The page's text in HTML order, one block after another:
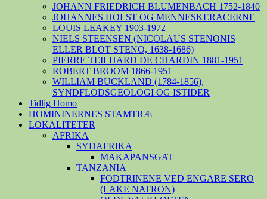
JOHANN FRIEDRICH BLUMENBACH 1752-1840
JOHANNES HOLST OG MENNESKERACERNE
LOUIS LEAKEY 1903-1972
NIELS STEENSEN (NICOLAUS STENONIS
ELLER BLOT STENO, 1638-1686)
PIERRE TEILHARD DE CHARDIN 1881-1951
ROBERT BROOM 1866-1951
WILLIAM BUCKLAND (1784-1856),
SYNDFLODSGEOLOGI OG ISTIDER
Tidlig Homo
HOMININERNES STAMTRÆ
LOKALITETER
AFRIKA
SYDAFRIKA
MAKAPANSGAT
TANZANIA
FODTRINENE VED ENGARE SERO
(LAKE NATRON)